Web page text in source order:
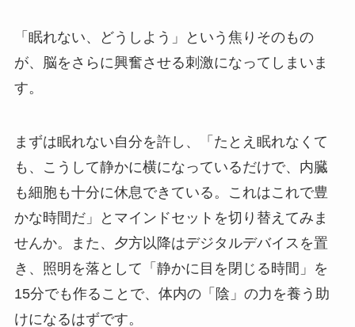
「眠れない、どうしよう」という焦りそのもの
が、脳をさらに興奮させる刺激になってしまいま
す。
まずは眠れない自分を許し、「たとえ眠れなくて
も、こうして静かに横になっているだけで、内臓
も細胞も十分に休息できている。これはこれで豊
かな時間だ」とマインドセットを切り替えてみま
せんか。また、夕方以降はデジタルデバイスを置
き、照明を落として「静かに目を閉じる時間」を
15分でも作ることで、体内の「陰」の力を養う助
けになるはずです。